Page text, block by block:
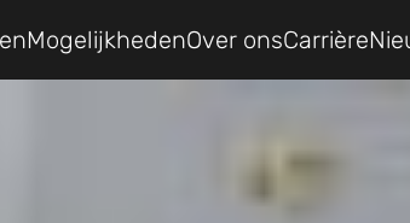
MogelijkhedenOver onsCarrière